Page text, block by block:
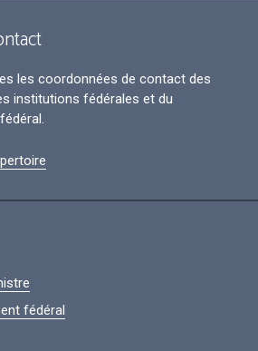
les coordonnées de contact des
institutions fédérales et du
fédéral